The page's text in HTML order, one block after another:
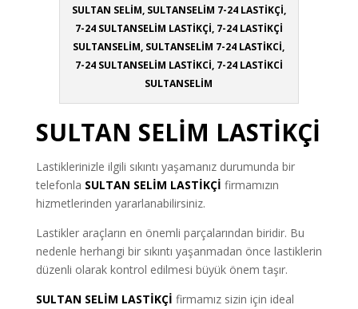
SULTAN SELİM, SULTANSELİM 7-24 LASTİKÇİ,
7-24 SULTANSELİM LASTİKÇİ, 7-24 LASTİKÇİ
SULTANSELİM, SULTANSELİM 7-24 LASTİKCİ,
7-24 SULTANSELİM LASTİKCİ, 7-24 LASTİKCİ
SULTANSELİM
SULTAN SELİM LASTİKÇİ
Lastiklerinizle ilgili sıkıntı yaşamanız durumunda bir
telefonla SULTAN SELİM LASTİKÇİ firmamızın
hizmetlerinden yararlanabilirsiniz.
Lastikler araçların en önemli parçalarından biridir. Bu
nedenle herhangi bir sıkıntı yaşanmadan önce lastiklerin
düzenli olarak kontrol edilmesi büyük önem taşır.
SULTAN SELİM LASTİKÇİ firmamız sizin için ideal